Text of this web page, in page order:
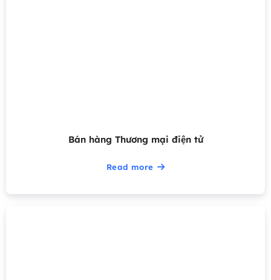
Bán hàng Thương mại điện tử
Read more